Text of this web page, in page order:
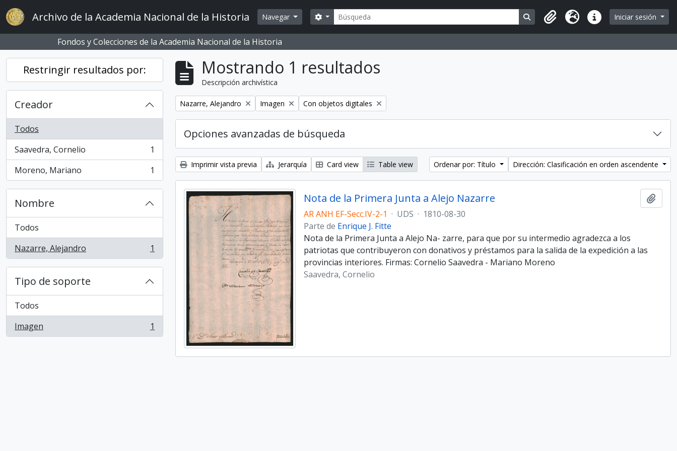
Skip to main content
Archivo de la Academia Nacional de la Historia Navegar Búsqueda
Search options Search in browse page
Portapapeles
Idioma Enlaces rápidos
Iniciar sesión
Fondos y Colecciones de la Academia Nacional de la Historia
Restringir resultados por:
Creador
Todos
Saavedra, Cornelio
, 1 resultados
1
Moreno, Mariano
, 1 resultados 1
Nombre
Todos
Nazarre, Alejandro
, 1 resultados 1
Tipo de soporte
Todos
Imagen
, 1 resultados 1
Mostrando 1 resultados
Descripción archivística
Remove filter:
Nazarre, Alejandro Remove filter:
Imagen Remove filter:
Con objetos digitales
Opciones avanzadas de búsqueda
Imprimir vista previa Jerarquía Card view Table view Ordenar por: Título Dirección: Clasificación en orden ascendente
Nota de la Primera Junta a Alejo Nazarre
AR ANH EF-Secc.IV-2-1 · UDS · 1810-08-30
Parte de Enrique J. Fitte
Nota de la Primera Junta a Alejo Na- zarre, para que por su intermedio agradezca a los
patriotas que contribuyeron con donativos y préstamos para la salida de la expedición a las
provincias interiores. Firmas: Cornelio Saavedra - Mariano Moreno
Saavedra, Cornelio